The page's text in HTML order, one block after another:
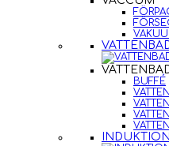
BUFFÉ
INDUKTION